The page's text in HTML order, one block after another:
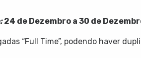
24 de Dezembro a 30 de
“Full Time”, podendo haver